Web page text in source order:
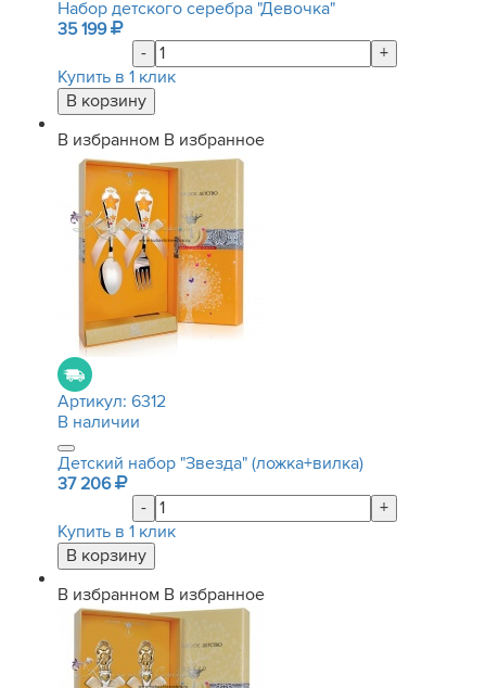
Набор детского серебра "Девочка"
35 199
-
+
Купить в 1 клик
В избранном В избранное
Артикул: 6312
В наличии
Детский набор "Звезда" (ложка+вилка)
37 206
-
+
Купить в 1 клик
В избранном В избранное